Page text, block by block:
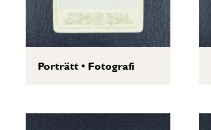
Porträtt• Fotografi